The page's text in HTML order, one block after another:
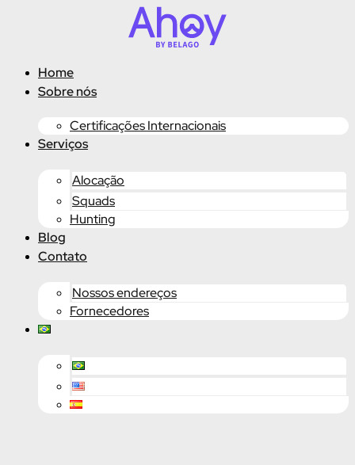
conteúdoHome
Sobre nós
Certificações Internacionais
Serviços
Alocação
Squads
Hunting
Blog
Contato
Nossos endereços
Fornecedores